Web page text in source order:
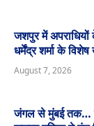
जशपुर में
धर्मेंद्र शर्मा के
August 7, 2026
जंगल से मुंबई तक…